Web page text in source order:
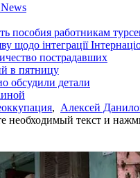
пособия работникам
щодо інтеграції
пострадавших
в пятницу
обсудили детали
, Алексей
необходимый текст и